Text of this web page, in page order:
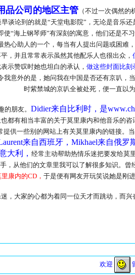
品公司的地区主管 （不过一次偶然
谈论到的就是“天堂电影院”，无论是音乐
“海上钢琴师”有深刻的寓意，他们还是
心助人的一个，每当有人提出问题或困
，并且常常表示虽然其他配乐人也很出众，
示赞叹时她也坦白的承认， 做这些封面比刻
意外的是，她问我在中国是否还有京叭
时紫禁城的京叭全被处死，便一直以
朋友。 Didier来自比利时，是
都有相当丰富的关于莫里康内和他音乐的
提供一些别的网站上有关莫里康内的链接
来自西班牙，Mikhael来自俄罗
大利， 经常主动帮助热情乐迷把要发给莫
，从他们的文章里我可以了解很多知识。曾
康内的CD， 于是便有网友开玩笑说她是刚
大家的心都为着同一位天才而跳动，而兴
完 共 7
欢迎